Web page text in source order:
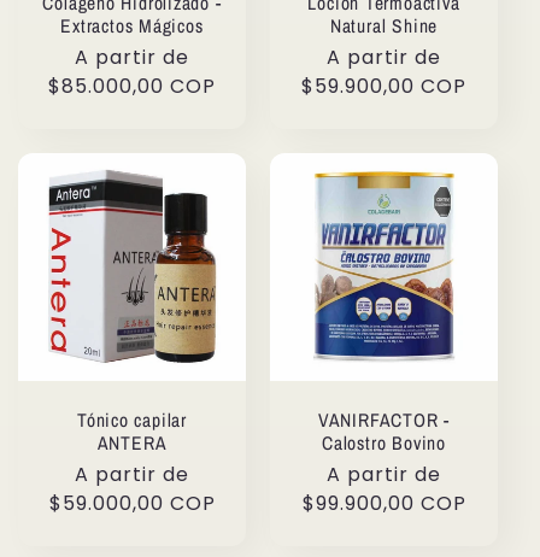
Extractos Mágicos
Precio
habitual
A partir de
$85.000,00 COP
Natural Shine
Precio
habitual
A partir de
$59.900,00 COP
Tónico capilar
ANTERA
Precio
habitual
A partir de
$59.000,00 COP
VANIRFACTOR -
Calostro Bovino
Precio
habitual
A partir de
$99.900,00 COP